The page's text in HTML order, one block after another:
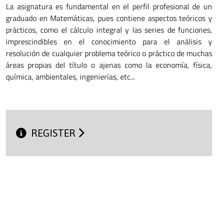
La asignatura es fundamental en el perfil profesional de un
graduado en Matemáticas, pues contiene aspectos teóricos y
prácticos, como el cálculo integral y las series de funciones,
imprescindibles en el conocimiento para el análisis y
resolución de cualquier problema teórico o práctico de muchas
áreas propias del título o ajenas como la economía, física,
química, ambientales, ingenierías, etc...
REGISTER